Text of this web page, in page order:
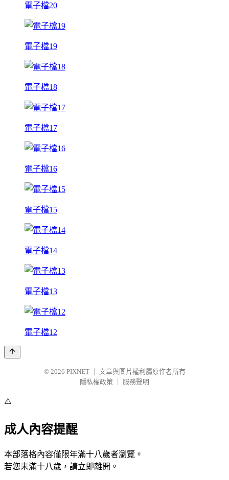
電子檔20
電子檔19
電子檔18
電子檔17
電子檔16
電子檔15
電子檔14
電子檔13
電子檔12
© 2026 PIXNET
文章與圖片權利屬原作者所有
隱私權政策
服務聲明
⚠️
成人內容提醒
本部落格內容僅限年滿十八歲者瀏覽。
若您未滿十八歲，請立即離開。